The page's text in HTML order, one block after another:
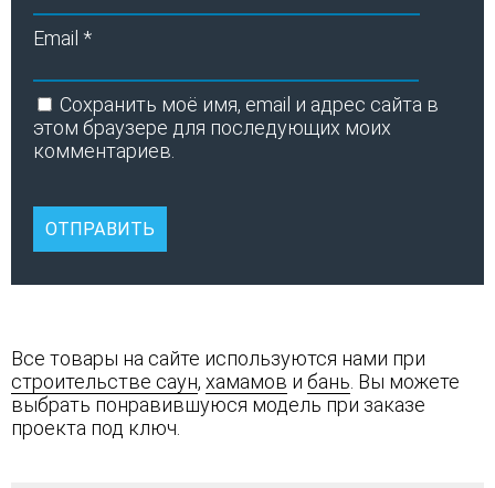
Email *
Сохранить моё имя, email и адрес сайта в
этом браузере для последующих моих
комментариев.
Все товары на сайте используются нами при
строительстве саун, хамамов и бань . Вы можете
выбрать понравившуюся модель при заказе
проекта под ключ.